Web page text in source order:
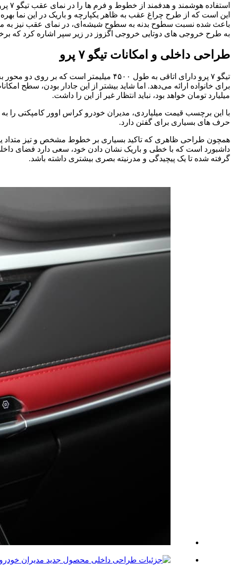
این است که از طرح چراغ عقب به ظاهر یکپارچه و باریک در این نما
باعث شده نسبت سطوح بدنه به سطوح شیشه‌ای، در نمای عقب نیز به
به طرح خروجی های دوتایی خروجی اگزوز در زیر سپر اشاره کرد که
طراحی داخلی و امکانات تیگو ۷ پرو
میلیارد تومان خواهد بود، نباید انتظار غیر از این را داشت.
با این برچسب قیمت میلیاردی، مدیران خودرو کراس اوور کامپکتی را
حرف های بسیاری برای گفتن دارد.
داشبورد است که با خطی و باریک نشان دادن خود، سعی دارد فضای
گرفته شده تا یک پیچیدگی و مدرنیته بصری بیشتری داشته باشد.